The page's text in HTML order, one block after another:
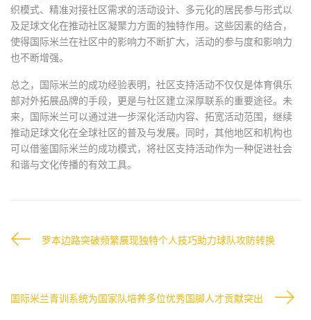
织模式、精准对接社区需求的活动设计、多元化的居民参与形式以
及足球文化在推动社区凝聚力方面的独特作用。这些因素的结合，
使得国际米兰在社区中的影响力不断扩大，活动的参与度和影响力
也不断增强。
总之，国际米兰的成功经验表明，社区支持活动不仅仅是体育俱乐
部对外拓展品牌的手段，更是与社区建立深厚联系的重要途径。未
来，国际米兰可以通过进一步深化活动内容、拓宽活动范围，继续
推动足球文化在全球社区的普及与发展。同时，其他地区和机构也
可以借鉴国际米兰的成功模式，将社区支持活动作为一种促进社会
和谐与文化传播的有效工具。
罗本边路突破频繁展现独特个人技巧助力球队攻防转换
国际米兰青训系统为国家队培养多位优秀国脚人才贡献突出